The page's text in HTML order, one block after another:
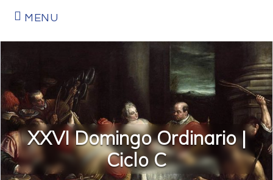
MENU
XXVI Domingo Ordinario |
Ciclo C